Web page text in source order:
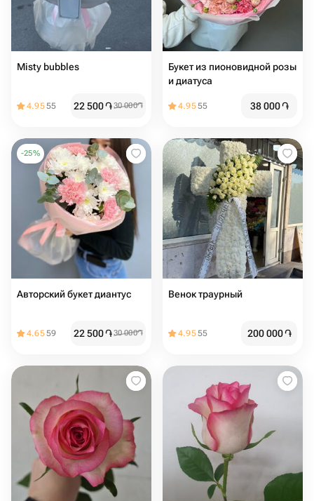
Misty bubbles
4.9555 22 500֏30 000֏
Букет из пионовидной розы
и диатуса
4.9555 38 000֏
-25%
Авторский букет диантус
4.6559 22 500֏30 000֏
Венок траурный
4.9555 200 000֏